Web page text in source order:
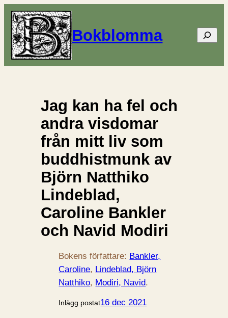
Bokblomma Sök
Jag kan ha fel och
andra visdomar
från mitt liv som
buddhistmunk av
Björn Natthiko
Lindeblad,
Caroline Bankler
och Navid Modiri
Bokens författare: Bankler,
Caroline, Lindeblad, Björn
Natthiko, Modiri, Navid.
Inlägg postat16 dec 2021